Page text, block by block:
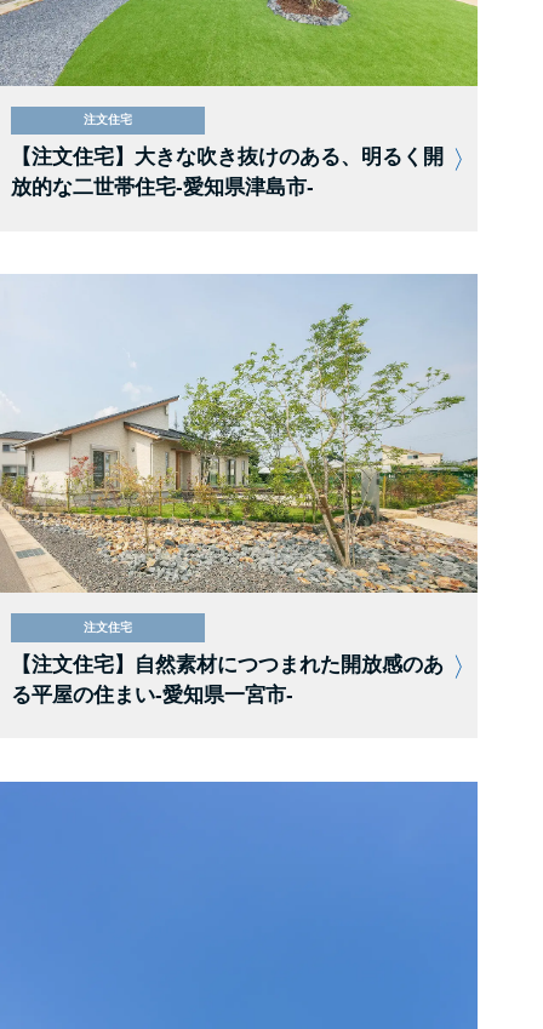
注文住宅
【注文住宅】大きな吹き抜けのある、明るく開
放的な二世帯住宅-愛知県津島市-
注文住宅
【注文住宅】自然素材につつまれた開放感のあ
る平屋の住まい-愛知県一宮市-